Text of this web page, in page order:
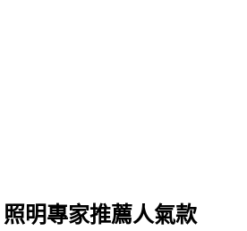
明專家推薦人氣款